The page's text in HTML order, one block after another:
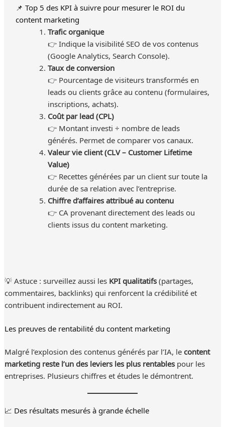
📌 Top 5 des KPI à suivre pour mesurer le ROI du
content marketing
Trafic organique
👉 Indique la visibilité SEO de vos contenus
(Google Analytics, Search Console).
Taux de conversion
👉 Pourcentage de visiteurs transformés en
leads ou clients grâce au contenu (formulaires,
inscriptions, achats).
Coût par lead (CPL)
👉 Montant investi ÷ nombre de leads
générés. Permet de comparer vos canaux.
Valeur vie client (CLV – Customer Lifetime
Value)
👉 Recettes générées par un client sur toute la
durée de sa relation avec l’entreprise.
Chiffre d’affaires attribué au contenu
👉 CA provenant directement des leads ou
clients issus du content marketing.
💡 Astuce : surveillez aussi lesKPI qualitatifs(partages,
commentaires, backlinks) qui renforcent la crédibilité et
contribuent indirectement au ROI.
Les preuves de rentabilité du content marketing
Malgré l’explosion des contenus générés par l’IA, lecontent
marketing reste l’un des leviers les plus rentablespour les
entreprises. Plusieurs chiffres et études le démontrent.
📈 Des résultats mesurés à grande échelle